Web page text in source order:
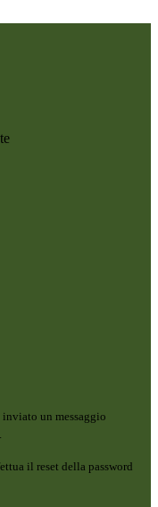
inviato un messaggio
il reset della password